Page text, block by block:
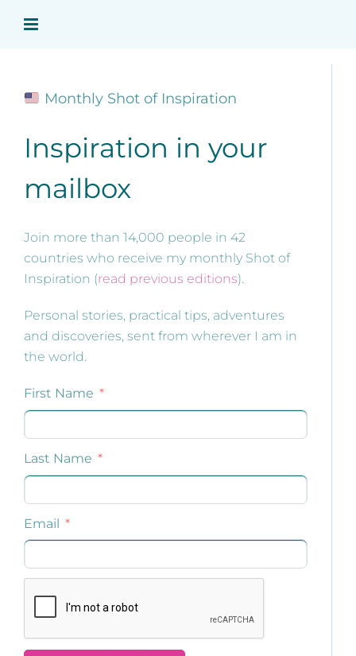
naar
Monthly Shot of Inspiration
Inspiration in your
mailbox
Join more than 14,000 people in 42
countries who receive my monthly Shot of
Inspiration (read previous editions).
Personal stories, practical tips, adventures
and discoveries, sent from wherever I am in
the world.